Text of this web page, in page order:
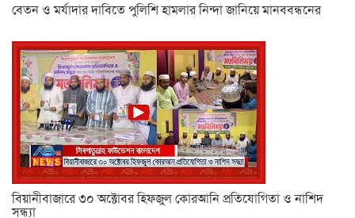
বেতন ও মর্যাদার দাবিতে পুলিশি হামলার নিন্দা জানিয়ে মানববন্ধনের
বিয়ানীবাজারে ৩০ অক্টোবর হিফজুল কোরআনি প্রতিযোগিতা ও নাশিদ
সন্ধ্যা